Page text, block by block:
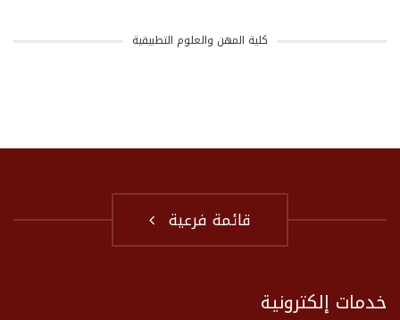
كلية المهن والعلوم التطبيقية
قائمة فرعية
خدمات إلكترونية